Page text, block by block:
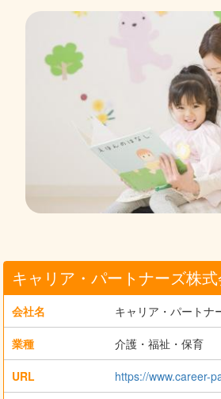
キャリア・パートナーズ株
会社名 キャリア・パートナ
業種 介護・福祉・保育
URL https://www.career-